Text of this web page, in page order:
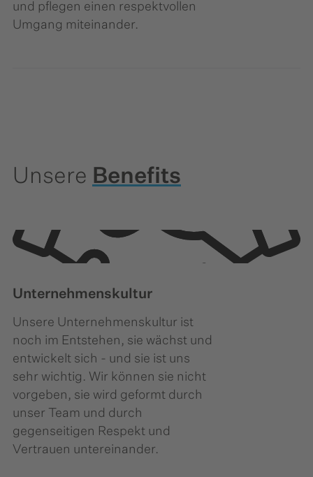
und pflegen einen respektvollen
Umgang miteinander.
Unsere Benefits
Unternehmenskultur
Unsere Unternehmenskultur ist
noch im Entstehen, sie wächst und
entwickelt sich - und sie ist uns
sehr wichtig. Wir können sie nicht
vorgeben, sie wird geformt durch
unser Team und durch
gegenseitigen Respekt und
Vertrauen untereinander.